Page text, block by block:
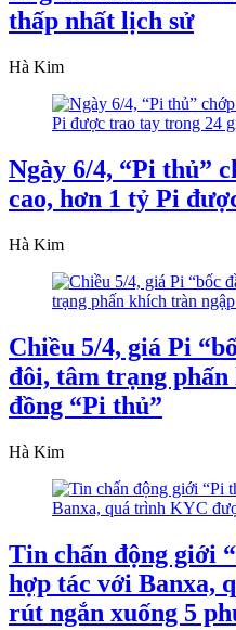
thấp nhất lịch sử
Hà Kim
Ngày 6/4, “Pi thủ”
cao, hơn 1 tỷ Pi
Hà Kim
Chiều 5/4, giá Pi
đôi, tâm trạng
đồng “Pi thủ”
Hà Kim
Tin chấn động giới
hợp tác với Banxa,
rút ngắn xuống 5